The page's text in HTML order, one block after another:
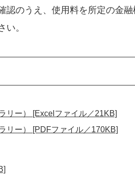
認のうえ、使用料を所定の金融
。
リー） [Excelファイル／21KB]
リー） [PDFファイル／170KB]